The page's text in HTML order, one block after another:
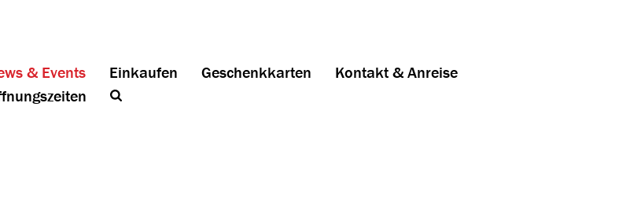
& Events Einkaufen Geschenkkarten
Kontakt & Anreise